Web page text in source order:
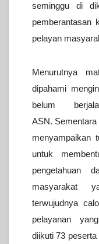
seminggu di
pemberantasan
pelayan
Menurutnya
dipahami
belum
ASN.
menyampaikan
untuk
pengetahuan
masyarakat
terwujudnya
pelayanan
diikuti 73